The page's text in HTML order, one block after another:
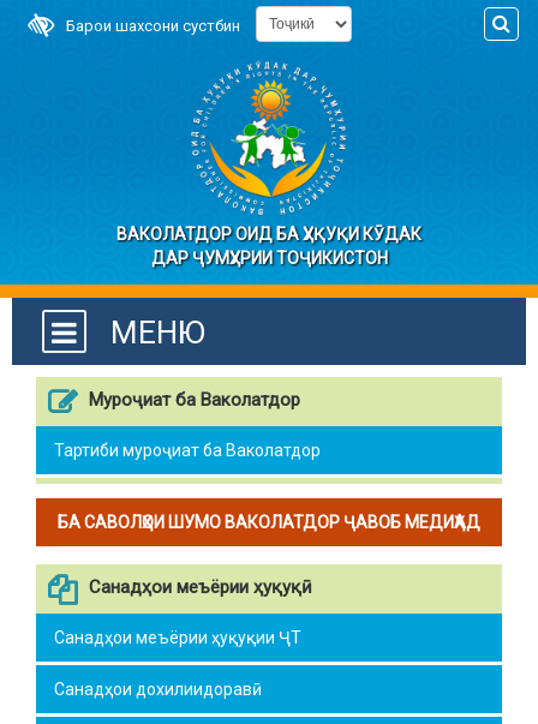
Барои шахсони сустбин
ВАКОЛАТДОР ОИД БА ҲУҚУҚИ КӮДАК
ДАР ҶУМҲУРИИ ТОҶИКИСТОН
МЕНЮ
Муроҷиат ба Ваколатдор
Тартиби муроҷиат ба Ваколатдор
БА САВОЛҲОИ ШУМО ВАКОЛАТДОР ҶАВОБ МЕДИҲАД
Санадҳои меъёрии ҳуқуқӣ
Санадҳои меъёрии ҳуқуқии ҶТ
Санадҳои дохилиидоравӣ